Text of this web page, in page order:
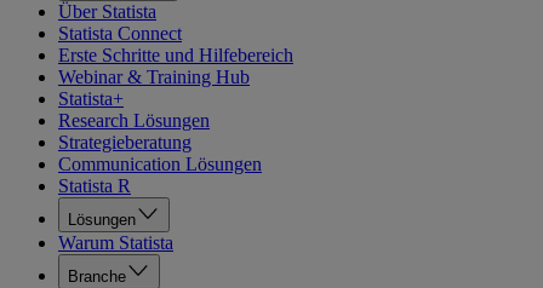
Über Statista
Statista Connect
Erste Schritte und Hilfebereich
Webinar & Training Hub
Statista+
Research Lösungen
Strategieberatung
Communication Lösungen
Statista R
Lösungen
Warum Statista
Branche